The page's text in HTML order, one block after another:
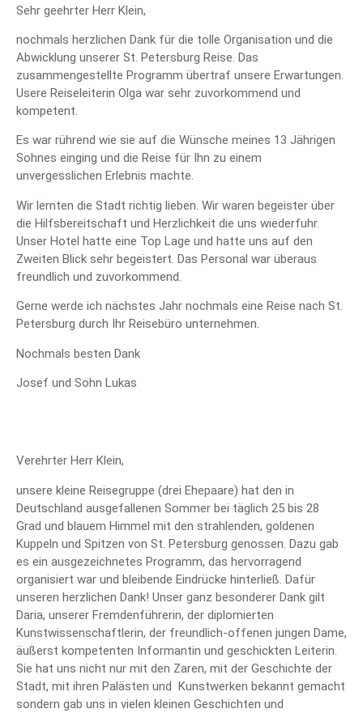
Sehr geehrter Herr Klein,
nochmals herzlichen Dank für die tolle Organisation und die
Abwicklung unserer St. Petersburg Reise. Das
zusammengestellte Programm übertraf unsere Erwartungen.
Usere Reiseleiterin Olga war sehr zuvorkommend und
kompetent.
Es war rührend wie sie auf die Wünsche meines 13 Jährigen
Sohnes einging und die Reise für Ihn zu einem
unvergesslichen Erlebnis machte.
Wir lernten die Stadt richtig lieben. Wir waren begeister über
die Hilfsbereitschaft und Herzlichkeit die uns wiederfuhr.
Unser Hotel hatte eine Top Lage und hatte uns auf den
Zweiten Blick sehr begeistert. Das Personal war überaus
freundlich und zuvorkommend.
Gerne werde ich nächstes Jahr nochmals eine Reise nach St.
Petersburg durch Ihr Reisebüro unternehmen.
Nochmals besten Dank
Josef und Sohn Lukas
Verehrter Herr Klein,
unsere kleine Reisegruppe (drei Ehepaare) hat den in
Deutschland ausgefallenen Sommer bei täglich 25 bis 28
Grad und blauem Himmel mit den strahlenden, goldenen
Kuppeln und Spitzen von St. Petersburg genossen. Dazu gab
es ein ausgezeichnetes Programm, das hervorragend
organisiert war und bleibende Eindrücke hinterließ. Dafür
unseren herzlichen Dank! Unser ganz besonderer Dank gilt
Daria, unserer Fremdenführerin, der diplomierten
Kunstwissenschaftlerin, der freundlich-offenen jungen Dame,
äußerst kompetenten Informantin und geschickten Leiterin.
Sie hat uns nicht nur mit den Zaren, mit der Geschichte der
Stadt, mit ihren Palästen und Kunstwerken bekannt gemacht
sondern gab uns in vielen kleinen Geschichten und